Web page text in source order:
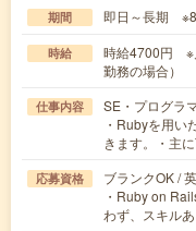
期間 即日～長期 ※8
時給
時給4700円 ※
勤務の場合）
仕事内容
SE・プログラ
・Rubyを用い
きます。・主
応募資格
ブランクOK /
・Ruby on
わず、スキル